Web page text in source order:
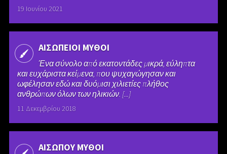
19 Ιουνίου 2021
ΑΙΣΩΠΕΙΟΙ ΜΥΘΟΙ
Ένα σύνολο από εκατοντάδες μικρά, εύληπτα
και ευχάριστα κείμενα, που ψυχαγώγησαν και
ωφέλησαν εδώ και δυόμισι χιλιετίες πλήθος
ανθρώπων όλων των ηλικιών. [...]
11 Δεκεμβρίου 2018
ΑΙΣΩΠΟΥ ΜΥΘΟΙ